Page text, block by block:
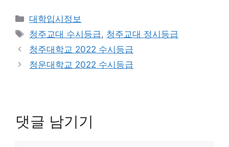
카
테
고
리
대학입시정보
태
그
청주교대 수시등급, 청주교대 정시등급
청주대학교 2022 수시등급
청운대학교 2022 수시등급
댓글 남기기